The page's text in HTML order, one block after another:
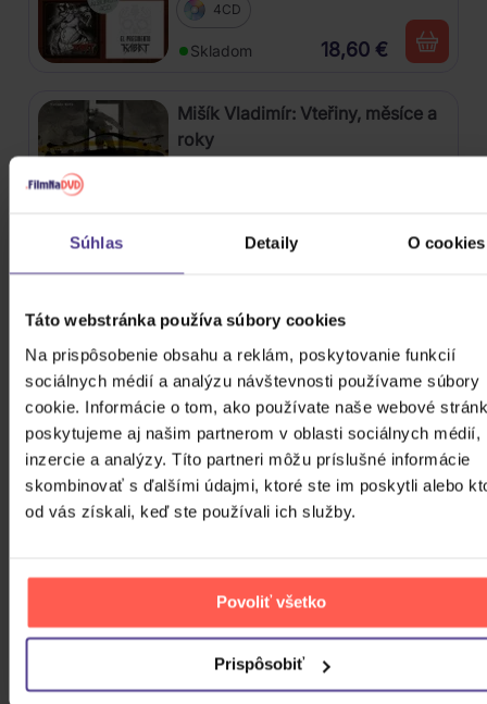
Súhlas Detaily O cookies
Táto webstránka používa súbory cookies
Na prispôsobenie obsahu a reklám, poskytovanie funkcií
sociálnych médií a analýzu návštevnosti používame súbory
cookie. Informácie o tom, ako používate naše webové
poskytujeme aj našim partnerom v oblasti sociálnych médií,
inzercie a analýzy. Títo partneri môžu príslušné informácie
skombinovať s ďalšími údajmi, ktoré ste im poskytli alebo
od vás získali, keď ste používali ich služby.
Povoliť všetko
Prispôsobiť
4CD
Skladom 18,60 €
Mišík Vladimír: Vteřiny, měsíce a
roky
Linkin Park: From Zero (Coloured
Blue Vinyl)
Vinyl
Skladom 24,90 €
Katseye: Beautiful Chaos
CD
ZOBRAZIT VŠECHNY
PODOBNÉ PRODUKTY